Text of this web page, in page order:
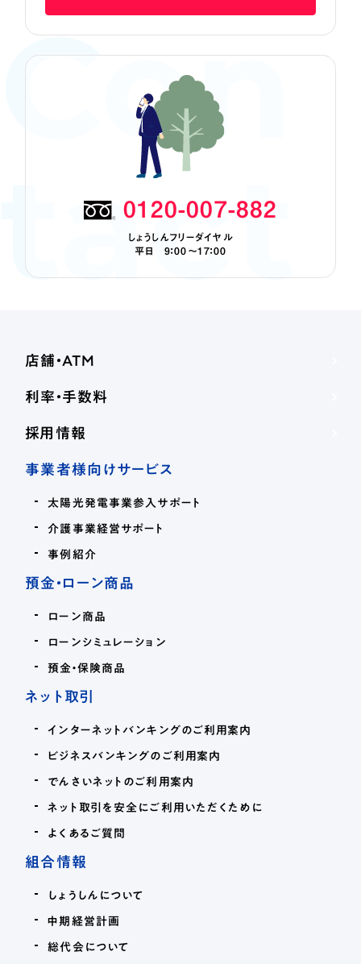
0120-007-882
しょうしんフリーダイヤル
平日 9：00～17：00
Con
tact
店舗・ATM
利率・手数料
採用情報
事業者様向けサービス
太陽光発電事業参入サポート
介護事業経営サポート
事例紹介
預金・ローン商品
ローン商品
ローンシミュレーション
預金・保険商品
ネット取引
インターネットバンキングのご利用案内
ビジネスバンキングのご利用案内
でんさいネットのご利用案内
ネット取引を安全にご利用いただくために
よくあるご質問
組合情報
しょうしんについて
中期経営計画
総代会について